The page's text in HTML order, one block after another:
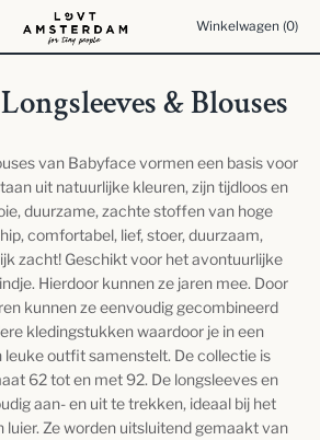
Winkelwagen (0)
& Blouses
van Babyface vormen een basis voor
uit natuurlijke kleuren, zijn tijdloos en
duurzame, zachte stoffen van hoge
comfortabel, lief, stoer, duurzaam,
zacht! Geschikt voor het avontuurlijke
Hierdoor kunnen ze jaren mee. Door
kunnen ze eenvoudig gecombineerd
kledingstukken waardoor je in een
leuke outfit samenstelt. De collectie is
62 tot en met 92. De longsleeves en
aan- en uit te trekken, ideaal bij het
luier. Ze worden uitsluitend gemaakt van